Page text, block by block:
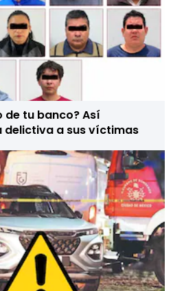
de tu banco? Así
delictiva a sus víctimas